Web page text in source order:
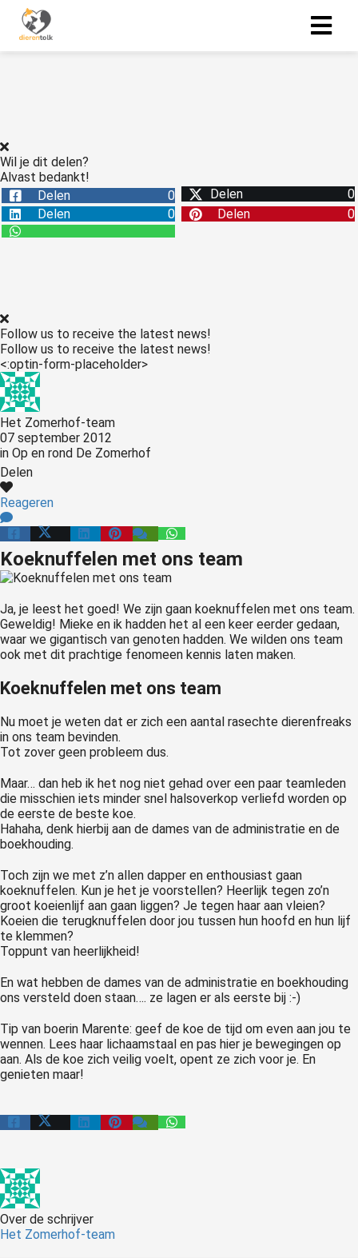
Wil je dit delen?
Alvast bedankt!
Delen
0 Delen
0
Delen
0 Delen 0
Follow us to receive the latest news!
Follow us to receive the latest news!
<:optin-form-placeholder>
Het Zomerhof-team
07 september 2012
in Op en rond De Zomerhof
Delen
Reageren
Koeknuffelen met ons team
Ja, je leest het goed! We zijn gaan koeknuffelen met ons team.
Geweldig! Mieke en ik hadden het al een keer eerder gedaan,
waar we gigantisch van genoten hadden. We wilden ons team
ook met dit prachtige fenomeen kennis laten maken.
Koeknuffelen met ons team
Nu moet je weten dat er zich een aantal rasechte dierenfreaks
in ons team bevinden.
Tot zover geen probleem dus.
Maar… dan heb ik het nog niet gehad over een paar teamleden
die misschien iets minder snel halsoverkop verliefd worden op
de eerste de beste koe.
Hahaha, denk hierbij aan de dames van de administratie en de
boekhouding.
Toch zijn we met z’n allen dapper en enthousiast gaan
koeknuffelen. Kun je het je voorstellen? Heerlijk tegen zo’n
groot koeienlijf aan gaan liggen? Je tegen haar aan vleien?
Koeien die terugknuffelen door jou tussen hun hoofd en hun lijf
te klemmen?
Toppunt van heerlijkheid!
En wat hebben de dames van de administratie en boekhouding
ons versteld doen staan…. ze lagen er als eerste bij :-)
Tip van boerin Marente: geef de koe de tijd om even aan jou te
wennen. Lees haar lichaamstaal en pas hier je bewegingen op
aan. Als de koe zich veilig voelt, opent ze zich voor je. En
genieten maar!
Over de schrijver
Het Zomerhof-team